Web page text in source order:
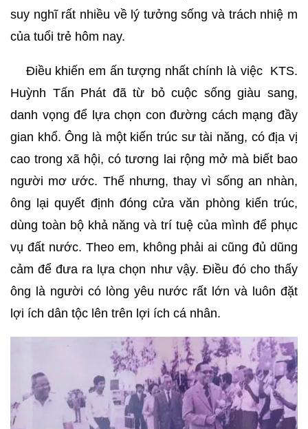
suy nghĩ rất nhiều về lý tưởng sống và trách nhiệ m
của tuổi trẻ hôm nay.
Điều khiến em ấn tượng nhất chính là việc KTS.
Huỳnh Tấn Phát đã từ bỏ cuộc sống giàu sang,
danh vọng để lựa chọn con đường cách mạng đầy
gian khổ. Ông là một kiến trúc sư tài năng, có địa vị
cao trong xã hội, có tương lai rộng mở mà biết bao
người mơ ước. Thế nhưng, thay vì sống an nhàn,
ông lại quyết định đóng cửa văn phòng kiến trúc,
dùng toàn bộ khả năng và trí tuệ của mình để phục
vụ đất nước. Theo em, không phải ai cũng đủ dũng
cảm để đưa ra lựa chọn như vậy. Điều đó cho thấy
ông là người có lòng yêu nước rất lớn và luôn đặt
lợi ích dân tộc lên trên lợi ích cá nhân.